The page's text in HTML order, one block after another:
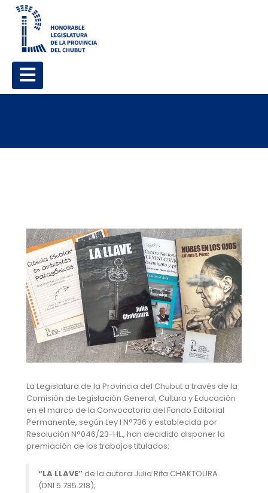
La Legislatura de la Provincia del Chubut a través de la
Comisión de Legislación General, Cultura y Educación
en el marco de la Convocatoria del Fondo Editorial
Permanente, según Ley I N°736 y establecida por
Resolución N°046/23-HL., han decidido disponer la
premiación de los trabajos titulados:
“LA LLAVE”de la autora Julia Rita CHAKTOURA
(DNI 5.785.218);